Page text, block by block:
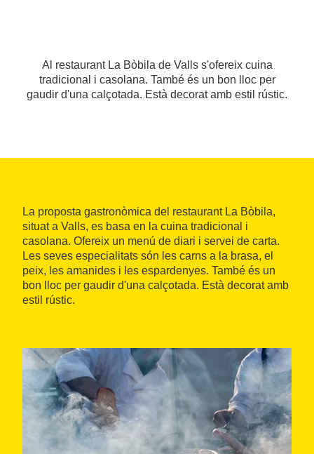
Al restaurant La Bòbila de Valls s'ofereix cuina
tradicional i casolana. També és un bon lloc per
gaudir d'una calçotada. Està decorat amb estil rústic.
La proposta gastronòmica del restaurant La Bòbila,
situat a Valls, es basa en la cuina tradicional i
casolana. Ofereix un menú de diari i servei de carta.
Les seves especialitats són les carns a la brasa, el
peix, les amanides i les espardenyes. També és un
bon lloc per gaudir d'una calçotada. Està decorat amb
estil rústic.